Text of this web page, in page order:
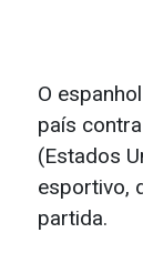
O
país
(Estados
esportivo,
partida.